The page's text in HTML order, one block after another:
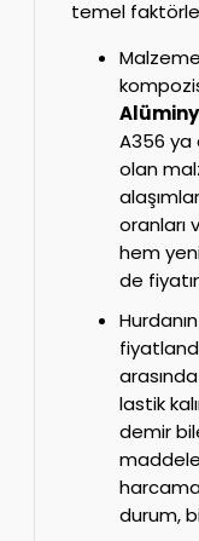
temel
A356 ya
olan
oranları
hem
de
lastik
demir
durum,